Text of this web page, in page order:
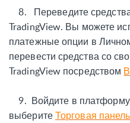
8. Переведите
TradingView. Вы можете
платежные опции в
перевести средства со
TradingView посредством
9. Войдите в платформу
выберитеТорговая панель